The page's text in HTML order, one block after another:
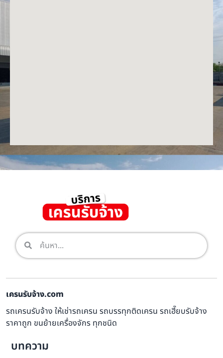
เครนรับจ้าง.com
รถเครนรับจ้าง ให้เช่ารถเครน รถบรรทุกติดเครน รถเฮี๊ยบรับจ้าง
ราคาถูก ขนย้ายเครื่องจักร ทุกชนิด
บทความ